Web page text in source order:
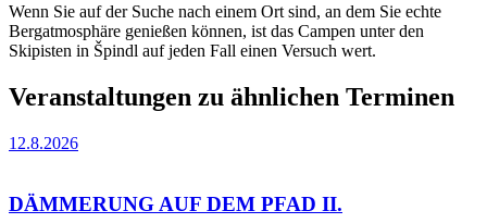
Wenn Sie auf der Suche nach einem Ort sind, an dem Sie echte
Bergatmosphäre genießen können, ist das Campen unter den
Skipisten in Špindl auf jeden Fall einen Versuch wert.
Veranstaltungen zu ähnlichen Terminen
12.8.2026
DÄMMERUNG AUF DEM PFAD II.